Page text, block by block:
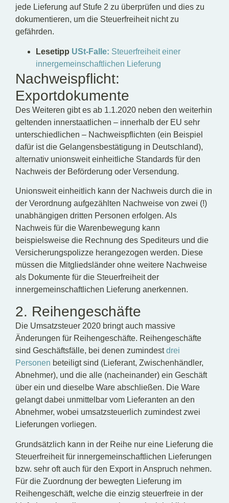
jede Lieferung auf Stufe 2 zu überprüfen und dies zu
dokumentieren, um die Steuerfreiheit nicht zu
gefährden.
Lesetipp USt-Falle: Steuerfreiheit einer
innergemeinschaftlichen Lieferung
Nachweispflicht:
Exportdokumente
Des Weiteren gibt es ab 1.1.2020 neben den weiterhin
geltenden innerstaatlichen – innerhalb der EU sehr
unterschiedlichen – Nachweispflichten (ein Beispiel
dafür ist die Gelangensbestätigung in Deutschland),
alternativ unionsweit einheitliche Standards für den
Nachweis der Beförderung oder Versendung.
Unionsweit einheitlich kann der Nachweis durch die in
der Verordnung aufgezählten Nachweise von zwei (!)
unabhängigen dritten Personen erfolgen. Als
Nachweis für die Warenbewegung kann
beispielsweise die Rechnung des Spediteurs und die
Versicherungspolizze herangezogen werden. Diese
müssen die Mitgliedsländer ohne weitere Nachweise
als Dokumente für die Steuerfreiheit der
innergemeinschaftlichen Lieferung anerkennen.
2. Reihengeschäfte
Die Umsatzsteuer 2020 bringt auch massive
Änderungen für Reihengeschäfte. Reihengeschäfte
sind Geschäftsfälle, bei denen zumindestdrei
Personen beteiligt sind (Lieferant, Zwischenhändler,
Abnehmer), und die alle (nacheinander) ein Geschäft
über ein und dieselbe Ware abschließen. Die Ware
gelangt dabei unmittelbar vom Lieferanten an den
Abnehmer, wobei umsatzsteuerlich zumindest zwei
Lieferungen vorliegen.
Grundsätzlich kann in der Reihe nur eine Lieferung die
Steuerfreiheit für innergemeinschaftlichen Lieferungen
bzw. sehr oft auch für den Export in Anspruch nehmen.
Für die Zuordnung der bewegten Lieferung im
Reihengeschäft, welche die einzig steuerfreie in der